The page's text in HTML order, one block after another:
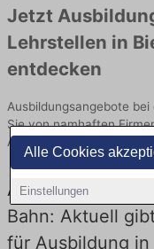
Alle Cookies
Einstellungen
Jetzt
Lehrstellen in
entdecken
Ausbildungsangebote
Sie von namhaften
Arbeitgebern und
Ausbildung in
Bahn: Aktuell
für Ausbildung